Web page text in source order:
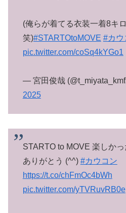
(俺らが着てる衣装一着8キ
笑)#STARTOtoMOVE #カウ
pic.twitter.com/coSq4kYGo1
— 宮田俊哉
2025
STARTO to MOVE 楽しか
ありがとう (^^) #カウコン
https://t.co/chFmOc4bWh
pic.twitter.com/yTVRuvRB0e